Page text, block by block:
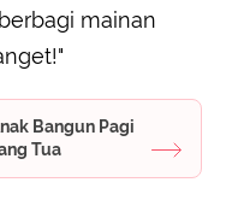
mainan
Bangun Pagi
Tua